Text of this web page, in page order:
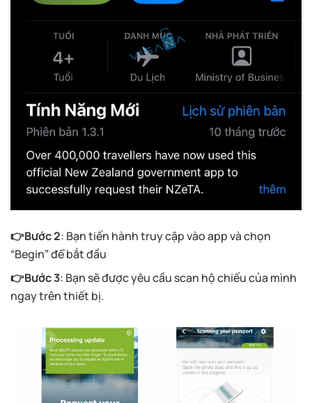
👉Bước 2: Bạn tiến hành truy cập vào app và chọn
“Begin” để bắt đầu
👉Bước 3: Bạn sẽ được yêu cầu scan hộ chiếu của mình
ngay trên thiết bị.